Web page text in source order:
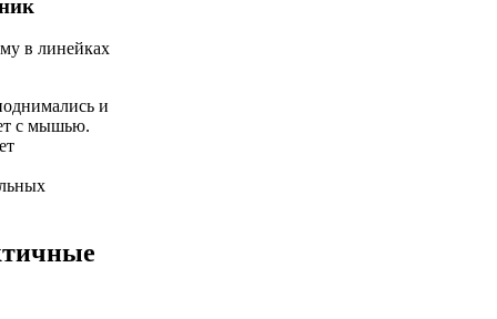
в линейках
и
с мышью.